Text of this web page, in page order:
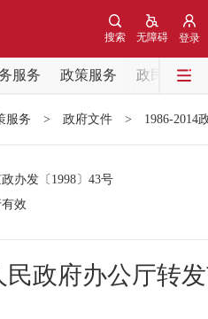
登录
无障碍
搜索
服务 政策服务
政民互动
央精神
服务 > 政府文件 > 1986-2014
办发 〔1998〕 43号
效
民政府办公厅转